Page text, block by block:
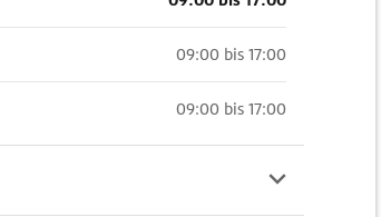
09:00 bis 17:00
09:00 bis 17:00